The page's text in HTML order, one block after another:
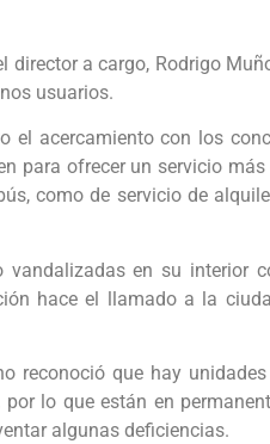
a cargo, Rodrigo
usuarios.
el acercamiento con los
para ofrecer un servicio
como de servicio de
en su interior
hace el llamado a la
reconoció que hay
lo que están en
algunas deficiencias.